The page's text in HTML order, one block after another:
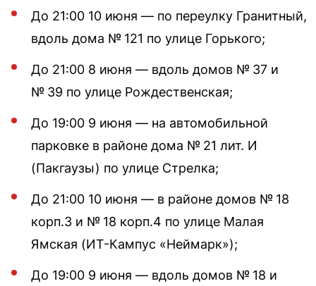
До 21:00 10 июня — по переулку Гранитный,
вдоль дома № 121 по улице Горького;
До 21:00 8 июня — вдоль домов № 37 и
№ 39 по улице Рождественская;
До 19:00 9 июня — на автомобильной
парковке в районе дома № 21 лит. И
(Пакгаузы) по улице Стрелка;
До 21:00 10 июня — в районе домов № 18
корп.3 и № 18 корп.4 по улице Малая
Ямская (ИТ-Кампус «Неймарк»);
До 19:00 9 июня — вдоль домов № 18 и